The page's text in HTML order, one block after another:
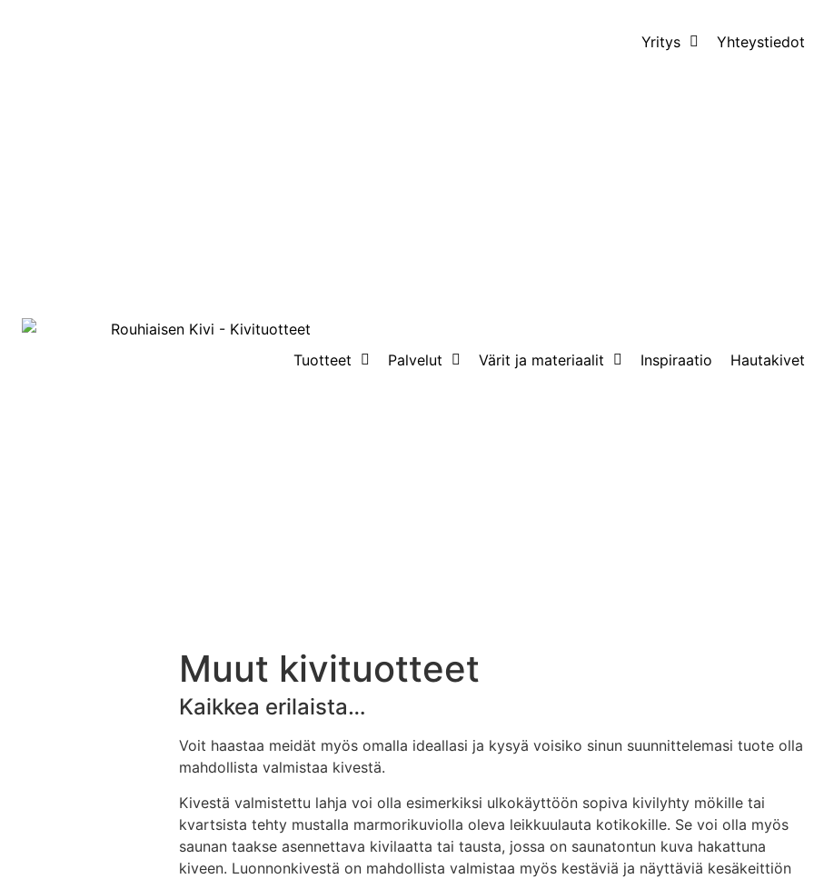
Yritys Yhteystiedot
Tuotteet Palvelut Värit ja materiaalit Inspiraatio Hautakivet
Muut kivituotteet
Kaikkea erilaista…
Voit haastaa meidät myös omalla ideallasi ja kysyä voisiko sinun suunnittelemasi tuote olla
mahdollista valmistaa kivestä.
Kivestä valmistettu lahja voi olla esimerkiksi ulkokäyttöön sopiva kivilyhty mökille tai
kvartsista tehty mustalla marmorikuviolla oleva leikkuulauta kotikokille. Se voi olla myös
saunan taakse asennettava kivilaatta tai tausta, jossa on saunatontun kuva hakattuna
kiveen. Luonnonkivestä on mahdollista valmistaa myös kestäviä ja näyttäviä kesäkeittiön